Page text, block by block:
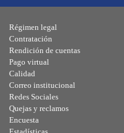
Régimen legal
Contratación
Rendición de cuentas
Pago virtual
Calidad
Correo institucional
Redes Sociales
Quejas y reclamos
Encuesta